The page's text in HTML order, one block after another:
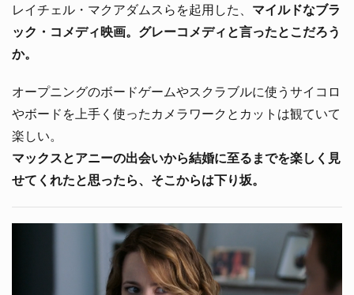
レイチェル・マクアダムスらを起用した、 マイルドなブラ
ック・コメディ映画。グレーコメディと言ったとこだろう
か。
オープニングのボードゲームやスクラブルに使うサイコロ
やボードを上手く使ったカメラワークとカットは観ていて
楽しい。
マックスとアニーの出会いから結婚に至るまでを楽しく見
せてくれたと思ったら、そこからは下り坂。